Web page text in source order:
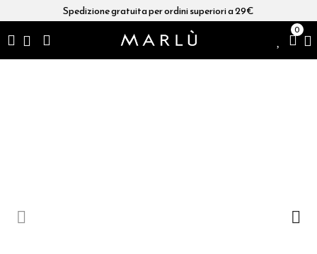
Spedizione gratuita per ordini superiori a 29€
0